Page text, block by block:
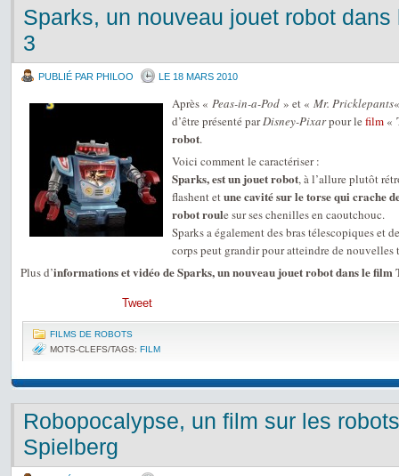
Sparks, un nouveau jouet robot dans
3
PUBLIÉ PAR PHILOO LE 18 MARS 2010
Après « Peas-in-a-Pod » et « Mr. Pricklepants
d’être présenté parDisney-Pixarpour le film «
robot.
Voici comment le caractériser :
Sparks, est un jouet robot, à l’allure plutôt
flashent etune cavité sur le torse qui crache
robot roule sur ses chenilles en caoutchouc.
Sparks a également des bras télescopiques et
corps peut grandir pour atteindre de nouvelles
Plus d’informations et vidéo de Sparks, un nouveau jouet robot dans le film
Tweet
FILMS DE ROBOTS
MOTS-CLEFS/TAGS: FILM
Robopocalypse, un film sur les
Spielberg